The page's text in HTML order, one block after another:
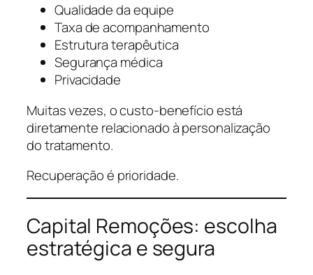
Qualidade da equipe
Taxa de acompanhamento
Estrutura terapêutica
Segurança médica
Privacidade
Muitas vezes, o custo-benefício está
diretamente relacionado à personalização
do tratamento.
Recuperação é prioridade.
Capital Remoções: escolha
estratégica e segura